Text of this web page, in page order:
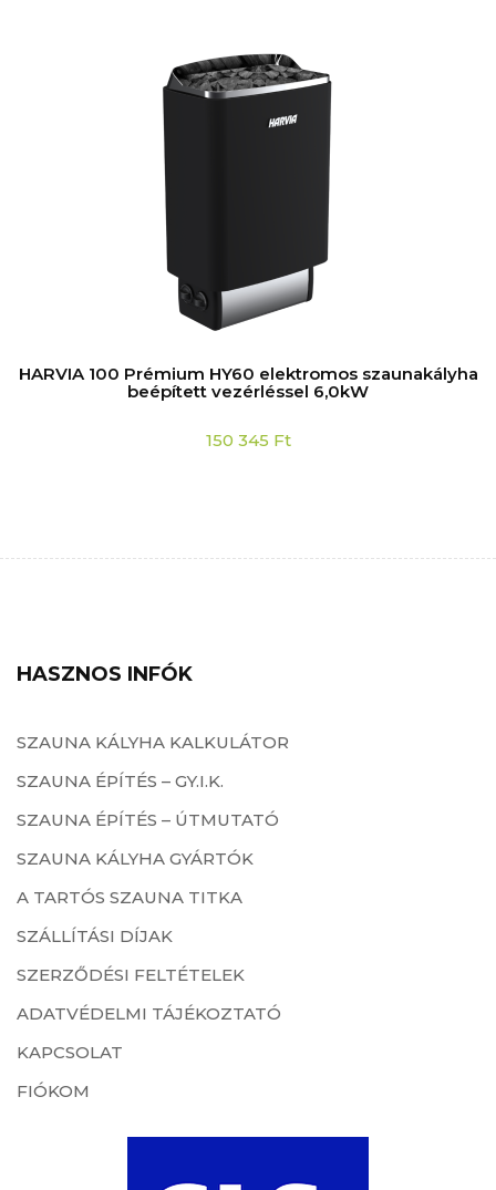
HARVIA 100 Prémium HY60 elektromos szaunakályha
beépített vezérléssel 6,0kW
150 345 Ft
HASZNOS INFÓK
SZAUNA KÁLYHA KALKULÁTOR
SZAUNA ÉPÍTÉS – GY.I.K.
SZAUNA ÉPÍTÉS – ÚTMUTATÓ
SZAUNA KÁLYHA GYÁRTÓK
A TARTÓS SZAUNA TITKA
SZÁLLÍTÁSI DÍJAK
SZERZŐDÉSI FELTÉTELEK
ADATVÉDELMI TÁJÉKOZTATÓ
KAPCSOLAT
FIÓKOM